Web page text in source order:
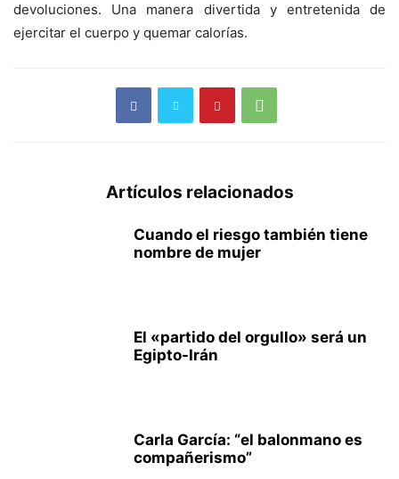
devoluciones. Una manera divertida y entretenida de
ejercitar el cuerpo y quemar calorías.
Artículos relacionados
Cuando el riesgo también tiene
nombre de mujer
El «partido del orgullo» será un
Egipto-Irán
Carla García: “el balonmano es
compañerismo”